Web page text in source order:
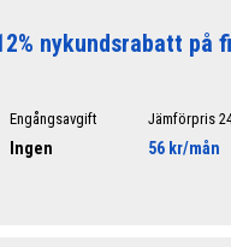
nykundsrabatt på
Engångsavgift
Ingen
Jämförpris
56 kr/mån